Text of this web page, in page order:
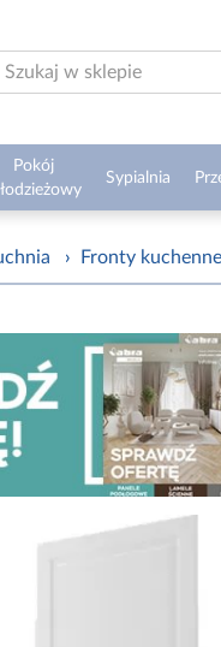
Pokój
Sypialnia
› Fronty